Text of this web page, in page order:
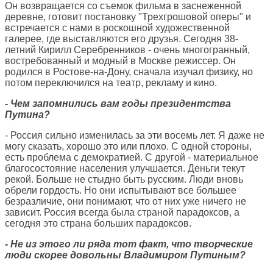
Он возвращается со съемок фильма в заснеженной
деревне, готовит постановку "Трехгрошовой оперы" и
встречается с нами в роскошной художественной
галерее, где выставляются его друзья. Сегодня 38-
летний Кирилл Серебренников - очень многогранный,
востребованный и модный в Москве режиссер. Он
родился в Ростове-на-Дону, сначала изучал физику, но
потом переключился на театр, рекламу и кино.
- Чем запомнились вам годы президентства
Путина?
- Россия сильно изменилась за эти восемь лет. Я даже не
могу сказать, хорошо это или плохо. С одной стороны,
есть проблема с демократией. С другой - материальное
благосостояние населения улучшается. Деньги текут
рекой. Больше не стыдно быть русским. Люди вновь
обрели гордость. Но они испытывают все большее
безразличие, они понимают, что от них уже ничего не
зависит. Россия всегда была страной парадоксов, а
сегодня это страна больших парадоксов.
- Не из этого ли ряда тот факт, что творческие
люди скорее довольны Владимиром Путиным?